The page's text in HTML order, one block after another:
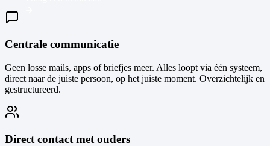
Centrale communicatie
Geen losse mails, apps of briefjes meer. Alles loopt via één systeem,
direct naar de juiste persoon, op het juiste moment. Overzichtelijk en
gestructureerd.
Direct contact met ouders